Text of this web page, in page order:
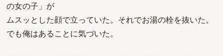
の女の子」が
ムスッとした顔で立っていた。それでお湯の栓を抜いた。
でも俺はあることに気づいた。